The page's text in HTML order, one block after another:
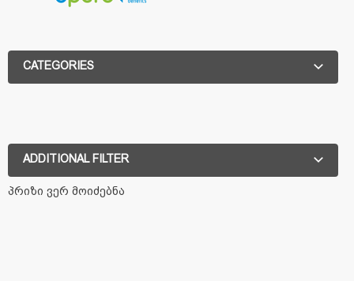
CATEGORIES
ADDITIONAL FILTER
პრიზი ვერ მოიძებნა